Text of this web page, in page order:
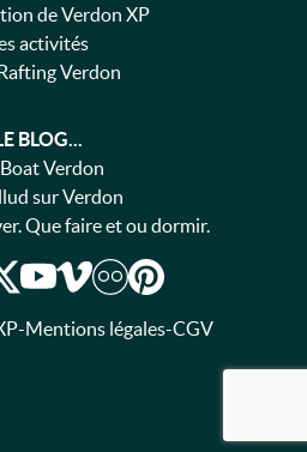
de Verdon XP
activités
Verdon
BLOG...
Verdon
sur Verdon
Que faire et ou dormir.
-Mentions légales-CGV